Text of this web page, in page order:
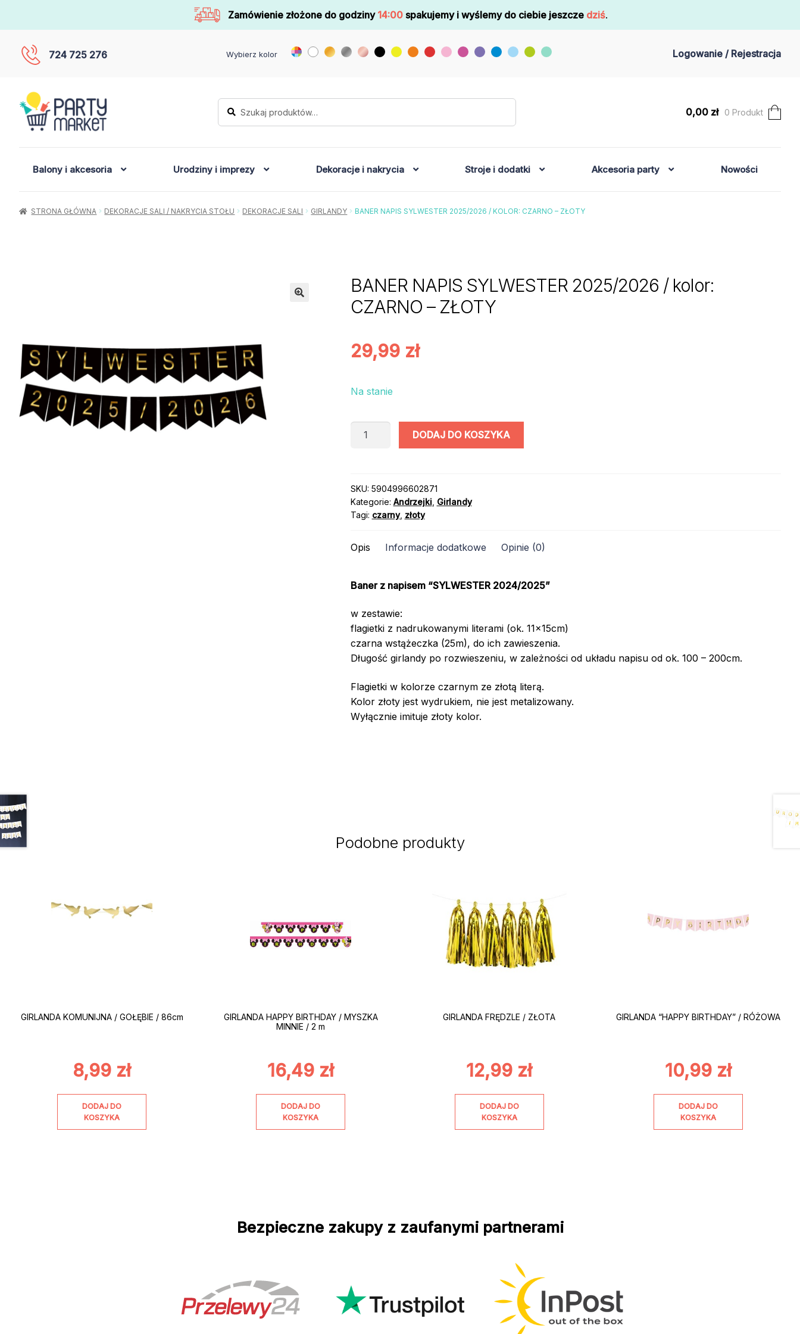
Zamówienie złożone do godziny 14:00 spakujemy i wyślemy do ciebie jeszcze dziś.
724 725 276 Wybierz kolor Logowanie / Rejestracja
Szukaj:
Szukaj
0,00 zł 0 Produkt
Balony i akcesoria Urodziny i imprezy Dekoracje i nakrycia Stroje i dodatki Akcesoria party Nowości
STRONA GŁÓWNA DEKORACJE SALI / NAKRYCIA STOŁU DEKORACJE SALI GIRLANDY BANER NAPIS SYLWESTER 2025/2026 / KOLOR: CZARNO – ZŁOTY
BANER NAPIS SYLWESTER 2025/2026 / kolor:
CZARNO – ZŁOTY
29,99 zł
Na stanie
ilość
2025/2026
/
kolor:
-
DODAJ DO KOSZYKA
SKU: 5904996602871
Kategorie: Andrzejki, Girlandy
Tagi: czarny, złoty
Opis Informacje dodatkowe Opinie (0)
Baner z napisem “SYLWESTER 2024/2025”
w zestawie:
flagietki z nadrukowanymi literami (ok. 11x15cm)
czarna wstążeczka (25m), do ich zawieszenia.
Długość girlandy po rozwieszeniu, w zależności od układu napisu od ok. 100 – 200cm.
Flagietki w kolorze czarnym ze złotą literą.
Kolor złoty jest wydrukiem, nie jest metalizowany.
Wyłącznie imituje złoty kolor.
Podobne produkty
GIRLANDA KOMUNIJNA / GOŁĘBIE / 86cm
8,99 zł
DODAJ DO
KOSZYKA
GIRLANDA HAPPY BIRTHDAY / MYSZKA
MINNIE / 2 m
16,49 zł
DODAJ DO
KOSZYKA
GIRLANDA FRĘDZLE / ZŁOTA
12,99 zł
DODAJ DO
KOSZYKA
GIRLANDA “HAPPY BIRTHDAY” / RÓŻOWA
10,99 zł
DODAJ DO
KOSZYKA
Bezpieczne zakupy z zaufanymi partnerami